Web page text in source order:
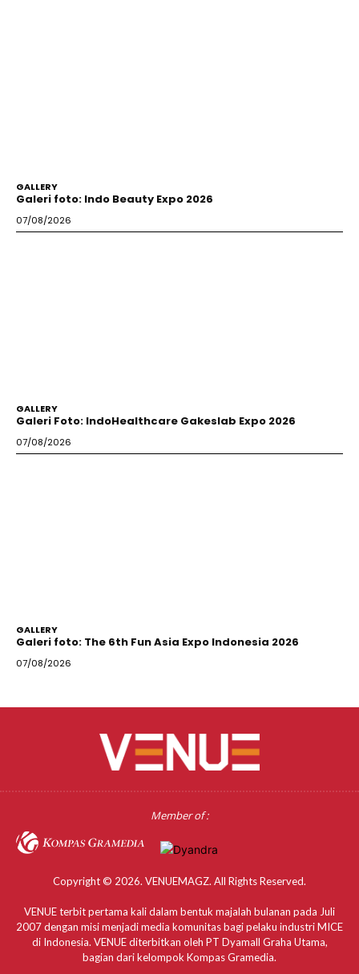
GALLERY
Galeri foto: Indo Beauty Expo 2026
07/08/2026
GALLERY
Galeri Foto: IndoHealthcare Gakeslab Expo 2026
07/08/2026
GALLERY
Galeri foto: The 6th Fun Asia Expo Indonesia 2026
07/08/2026
Member of :
Copyright © 2026. VENUEMAGZ. All Rights Reserved.
VENUE terbit pertama kali dalam bentuk majalah bulanan pada Juli
2007 dengan misi menjadi media komunitas bagi pelaku industri MICE
di Indonesia. VENUE diterbitkan oleh PT Dyamall Graha Utama,
bagian dari kelompok Kompas Gramedia.